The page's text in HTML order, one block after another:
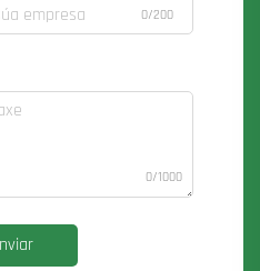
0/200
0/1000